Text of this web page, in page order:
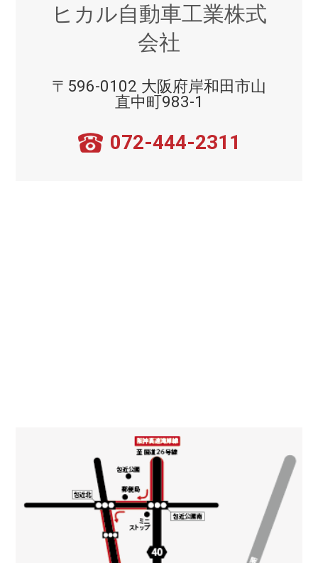
ヒカル自動車工業株式
会社
〒596-0102 大阪府岸和田市山
直中町983-1
072-444-2311